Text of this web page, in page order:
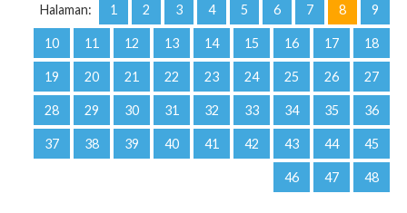
Halaman: 1 2 3 4 5 6 7 8 9
10 11 12 13 14 15 16 17 18
19 20 21 22 23 24 25 26 27
28 29 30 31 32 33 34 35 36
37 38 39 40 41 42 43 44 45
46 47 48